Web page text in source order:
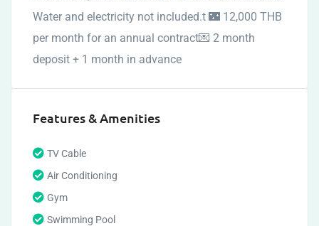
Water and electricity not included.t 🌃 12,000 THB
per month for an annual contract💌 2 month
deposit + 1 month in advance
Features & Amenities
TV Cable
Air Conditioning
Gym
Swimming Pool